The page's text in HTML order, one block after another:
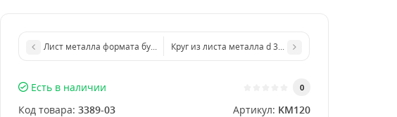
Лист металла формата бумаги А5 148 х 210 мм размер толщина 1 мм
Круг из листа металла d 300 мм диаметр толщина
Есть в наличии 0
Код товара: 3389-03 Артикул: KM120